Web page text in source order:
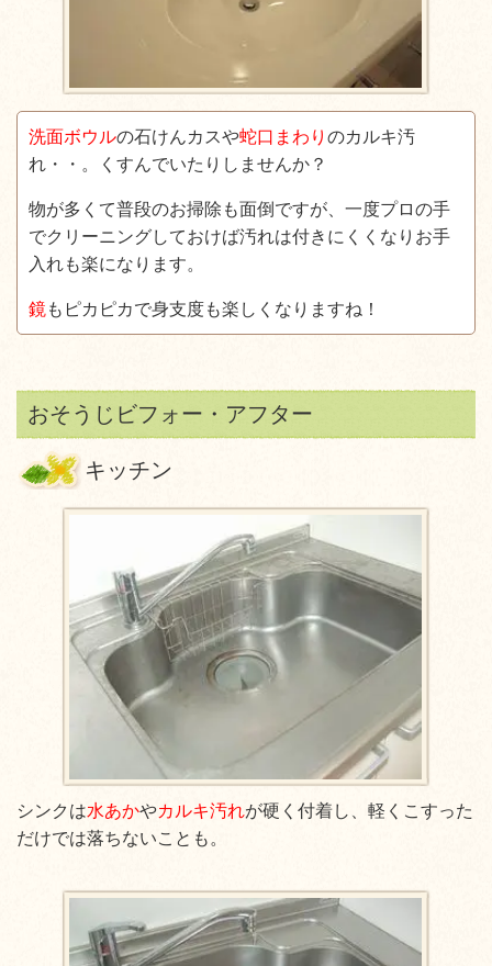
洗面ボウルの石けんカスや蛇口まわり のカルキ汚
れ・・。くすんでいたりしませんか？
物が多くて普段のお掃除も面倒ですが、一度プロの手
でクリーニングしておけば汚れは付きにくくなりお手
入れも楽になります。
鏡もピカピカで身支度も楽しくなりますね！
おそうじビフォー・アフター
キッチン
シンクは水あかやカルキ汚れが硬く付着し、軽くこすった
だけでは落ちないことも。